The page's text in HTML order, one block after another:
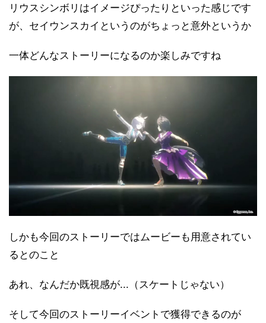
リウスシンボリはイメージぴったりといった感じです
が、セイウンスカイというのがちょっと意外というか
一体どんなストーリーになるのか楽しみですね
しかも今回のストーリーではムービーも用意されてい
るとのこと
あれ、なんだか既視感が...（スケートじゃない）
そして今回のストーリーイベントで獲得できるのが